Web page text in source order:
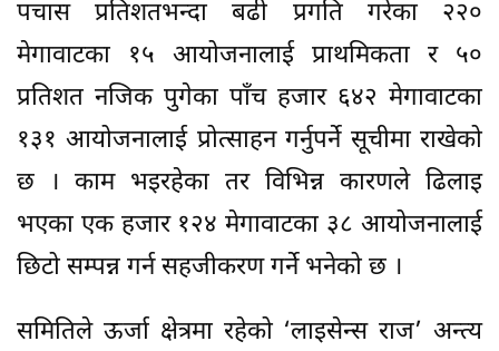
पचास प्रतिशतभन्दा बढी प्रगति गरेका २२०
मेगावाटका १५ आयोजनालाई प्राथमिकता र ५०
प्रतिशत नजिक पुगेका पाँच हजार ६४२ मेगावाटका
१३१ आयोजनालाई प्रोत्साहन गर्नुपर्ने सूचीमा राखेको
छ । काम भइरहेका तर विभिन्न कारणले ढिलाइ
भएका एक हजार १२४ मेगावाटका ३८ आयोजनालाई
छिटो सम्पन्न गर्न सहजीकरण गर्ने भनेको छ ।
समितिले ऊर्जा क्षेत्रमा रहेको ‘लाइसेन्स राज’ अन्त्य